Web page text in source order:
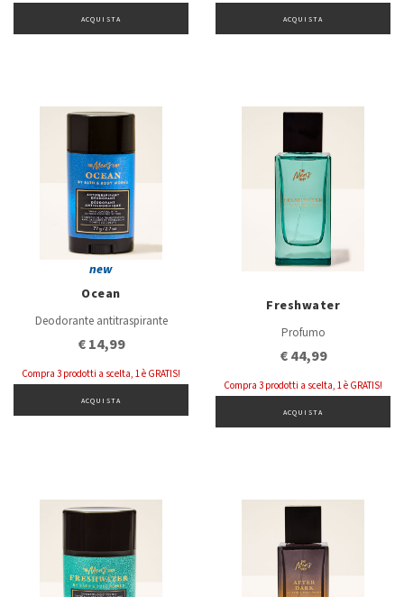
ACQUISTA ACQUISTA
new
Ocean
Deodorante antitraspirante
€ 14,99
Compra 3 prodotti a scelta, 1 è GRATIS!
ACQUISTA
Freshwater
Profumo
€ 44,99
Compra 3 prodotti a scelta, 1 è GRATIS!
ACQUISTA